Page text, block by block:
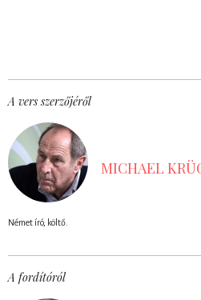
A vers szerzőjéről
MICHAEL
Német író, költő.
A fordítóról